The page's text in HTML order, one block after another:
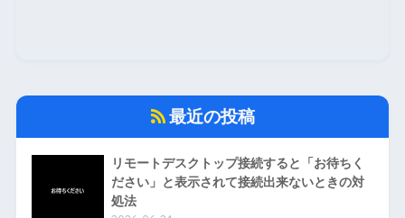
最近の投稿
リモートデスクトップ接続すると「お待ちく
ださい」と表示されて接続出来ないときの対
処法